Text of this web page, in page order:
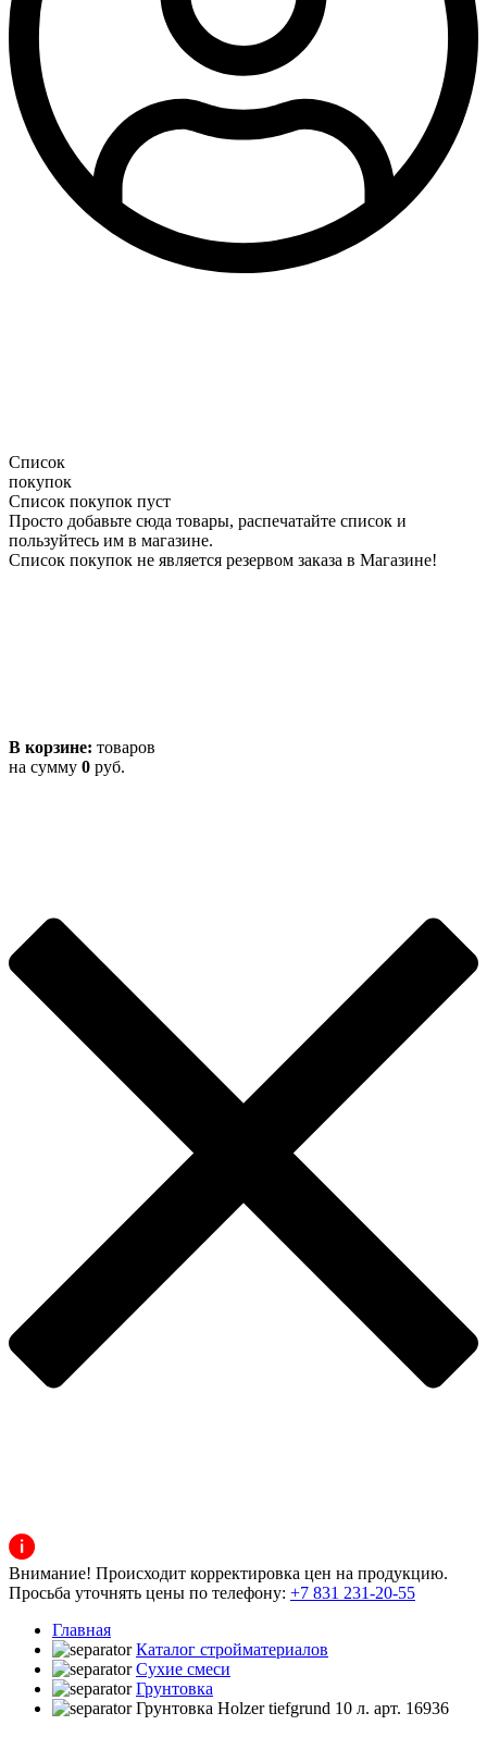
Список
покупок
Список покупок пуст
Просто добавьте сюда товары, распечатайте список и
пользуйтесь им в магазине.
Список покупок не является резервом заказа в Магазине!
В корзине: товаров
на сумму 0 руб.
Внимание! Происходит корректировка цен на продукцию.
Просьба уточнять цены по телефону: +7 831 231-20-55
Главная
Каталог стройматериалов
Сухие смеси
Грунтовка
Грунтовка Holzer tiefgrund 10 л. арт. 16936